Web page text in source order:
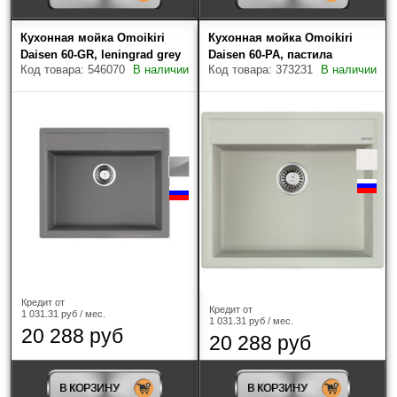
Кухонная мойка Omoikiri
Daisen 60-GR, leningrad grey
Код товара: 546070
В наличии
Кредит от
1 031.31 руб / мес.
20 288 руб
В КОРЗИНУ
Кухонная мойка Omoikiri
Daisen 60-PA, пастила
Код товара: 373231
В наличии
Кредит от
1 031.31 руб / мес.
20 288 руб
В КОРЗИНУ